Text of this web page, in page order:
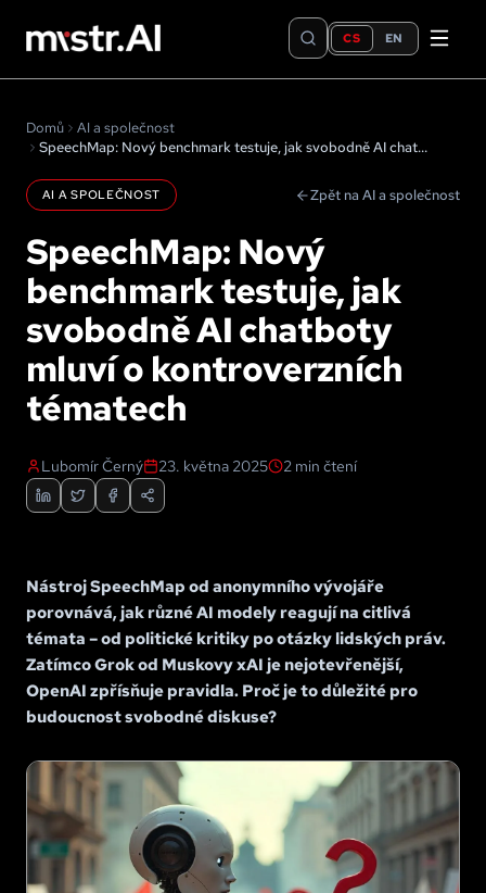
CS EN
Domů
AI a společnost
SpeechMap: Nový benchmark testuje, jak svobodně AI chatboty mluví o kontroverzních tématech
AI A SPOLEČNOST Zpět na AI a společnost
SpeechMap: Nový
benchmark testuje, jak
svobodně AI chatboty
mluví o kontroverzních
tématech
Lubomír Černý 23. května 2025 2 min čtení
Nástroj SpeechMap od anonymního vývojáře
porovnává, jak různé AI modely reagují na citlivá
témata – od politické kritiky po otázky lidských práv.
Zatímco Grok od Muskovy xAI je nejotevřenější,
OpenAI zpřísňuje pravidla. Proč je to důležité pro
budoucnost svobodné diskuse?